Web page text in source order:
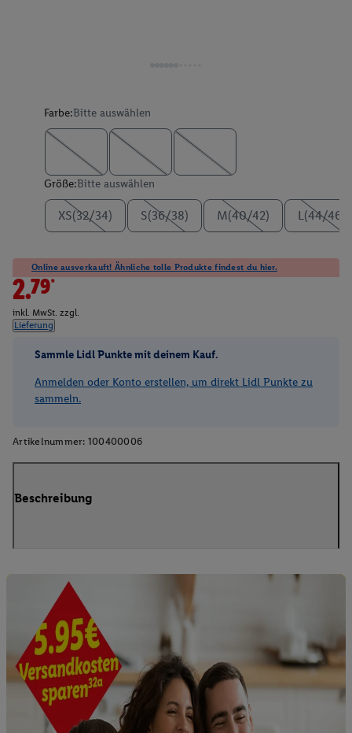
Farbe:Bitte auswählen
Größe:Bitte auswählen
XS(32/34) S(36/38) M(40/42) L(44/46)
Online ausverkauft! Ähnliche tolle Produkte findest du hier.
2.79*
inkl. MwSt. zzgl.
Lieferung
Sammle Lidl Punkte mit deinem Kauf.
Anmelden oder Konto erstellen, um direkt Lidl Punkte zu
sammeln.
Artikelnummer: 100400006
Beschreibung